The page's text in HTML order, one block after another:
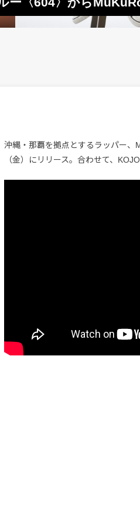
沖縄・那覇を拠点とするラッパー、
（金）にリリース。合わせて、